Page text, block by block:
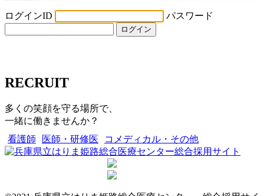
ログインID パスワード
ログイン
RECRUIT
多くの笑顔を守る場所で、
一緒に働きませんか？
看護師
医師・研修医 コメディカル・その他